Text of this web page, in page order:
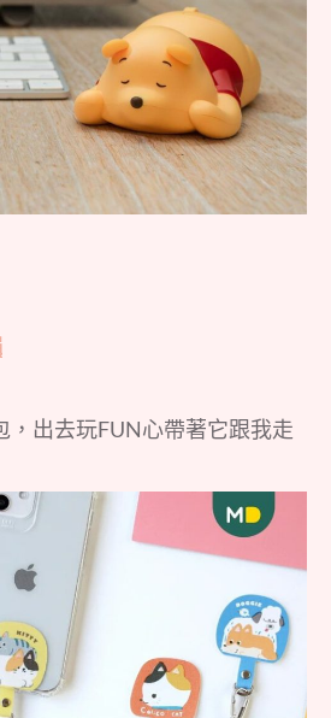
，出去玩FUN心帶著它跟我走